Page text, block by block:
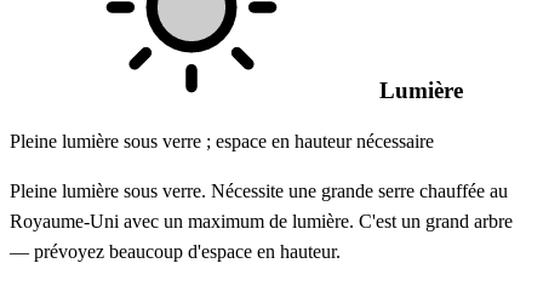
Lumière
Pleine lumière sous verre ; espace en hauteur nécessaire
Pleine lumière sous verre. Nécessite une grande serre chauffée au
Royaume-Uni avec un maximum de lumière. C'est un grand arbre
— prévoyez beaucoup d'espace en hauteur.